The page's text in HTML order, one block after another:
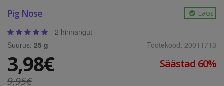
Pig Nose Laos
2 hinnangut
Suurus: 25 g Tootekood: 20011713
3,98€
Säästad 60%
9,95€